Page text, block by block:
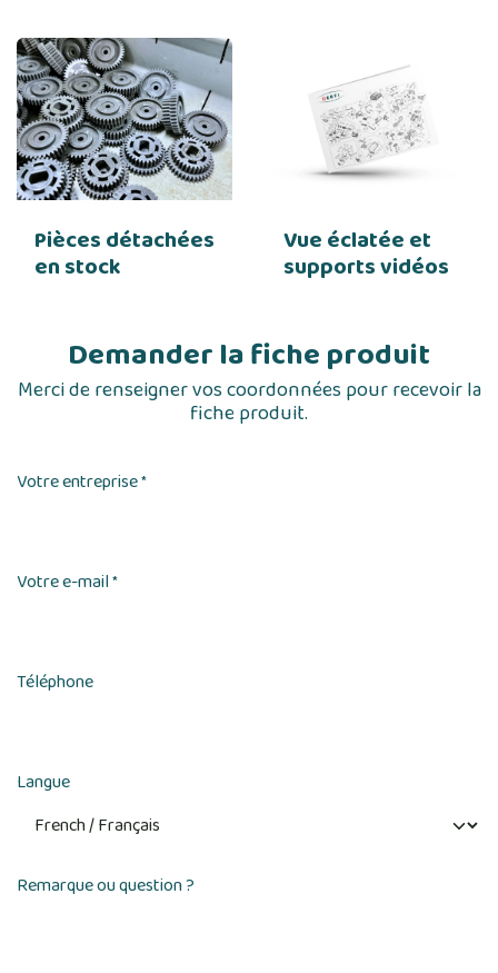
Pièces détachées
en stock
Vue éclatée et
supports vidéos
Demander la fiche produit
Merci de renseigner vos coordonnées pour recevoir la
fiche produit.
Votre entreprise*
Votre e-mail*
Téléphone
Langue
Remarque ou question ?